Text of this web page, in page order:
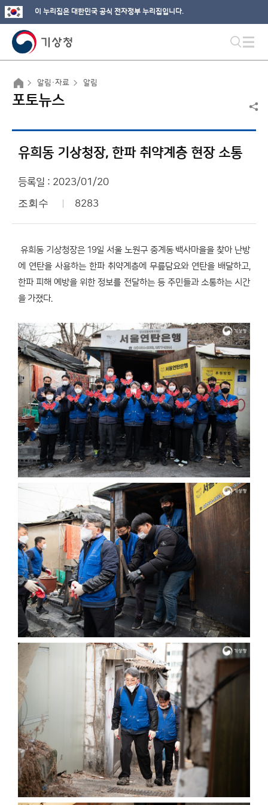
이 누리집은 대한민국 공식 전자정부 누리집입니다.
알림·자료 알림
포토뉴스
유희동 기상청장, 한파 취약계층 현장 소통
등록일 : 2023/01/20
조회수 8283
유희동 기상청장은 19일 서울 노원구 중계동 백사마을을 찾아 난방
에 연탄을 사용하는 한파 취약계층에 무릎담요와 연탄을 배달하고,
한파 피해 예방을 위한 정보를 전달하는 등 주민들과 소통하는 시간
을 가졌다.